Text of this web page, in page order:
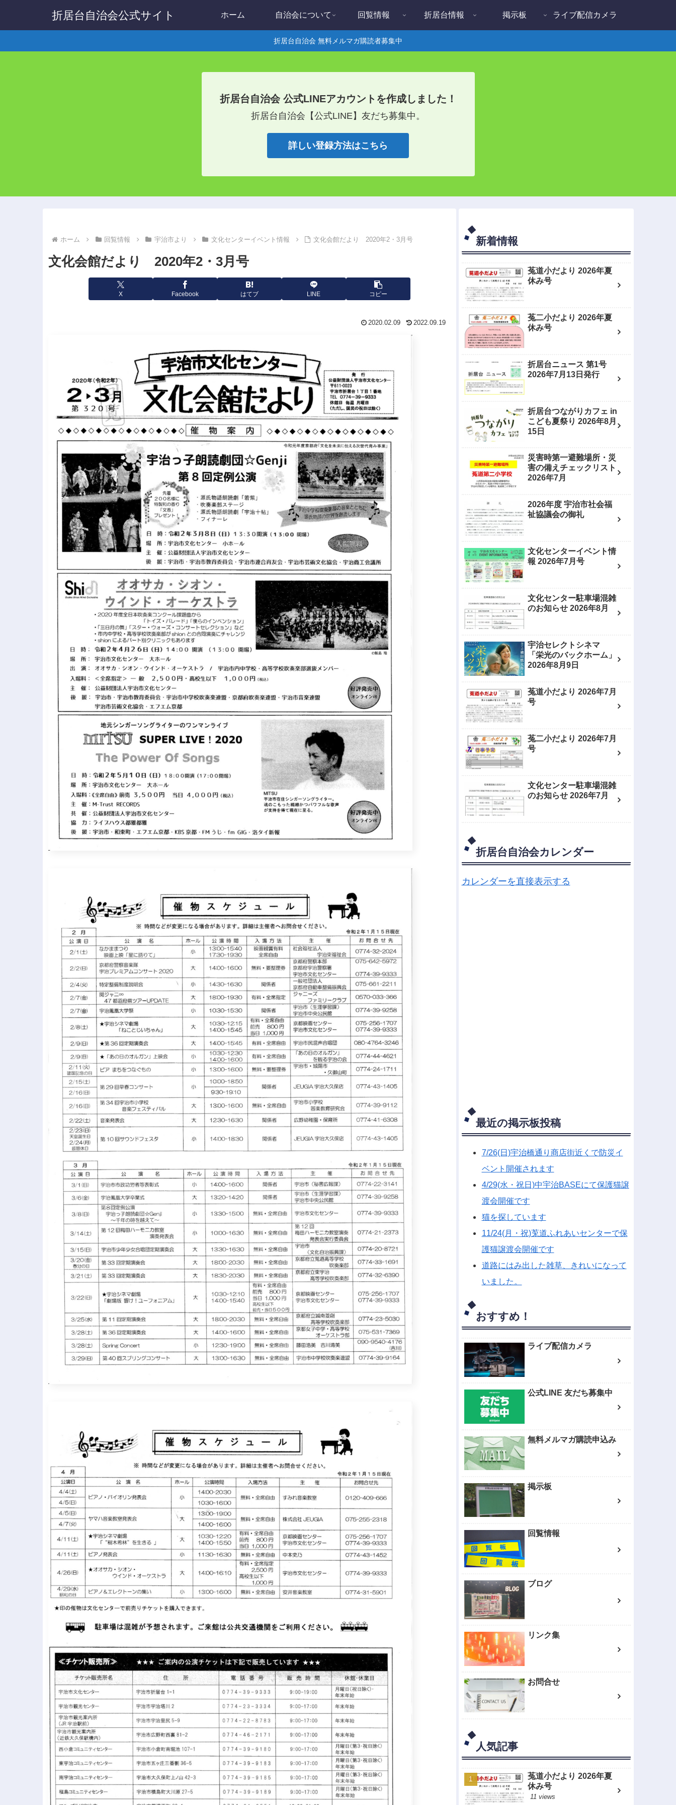
折居台自治会公式サイト ホーム 自治会について 回覧情報 折居台情報 掲示板 ライブ配信カメラ
折居台自治会 無料メルマガ購読者募集中
折居台自治会 公式LINEアカウントを作成しました！
折居台自治会【公式LINE】友だち募集中。
詳しい登録方法はこちら
ホーム 回覧情報 宇治市より 文化センターイベント情報 文化会館だより 2020年2・3月号
文化会館だより 2020年2・3月号
X Facebook はてブ LINE コピー
2020.02.09 2022.09.19
新着情報
菟道小だより 2026年夏
休み号
菟二小だより 2026年夏
休み号
折居台ニュース 第1号
2026年7月13日発行
折居台つながりカフェ in
こども夏祭り 2026年8月
15日
災害時第一避難場所・災
害の備えチェックリスト
2026年7月
2026年度 宇治市社会福
祉協議会の御礼
文化センターイベント情
報 2026年7月号
文化センター駐車場混雑
のお知らせ 2026年8月
宇治セレクトシネマ
「栄光のバックホーム」
2026年8月9日
菟道小だより 2026年7月
号
菟二小だより 2026年7月
号
文化センター駐車場混雑
のお知らせ 2026年7月
折居台自治会カレンダー
カレンダーを直接表示する
最近の掲示板投稿
7/26(日)宇治橋通り商店街近くで防災イ
ベント開催されます
4/29(水・祝日)中宇治BASEにて保護猫譲
渡会開催です
猫を探しています
11/24(月・祝)莵道ふれあいセンターで保
護猫譲渡会開催です
道路にはみ出した雑草、きれいになって
いました。
おすすめ！
ライブ配信カメラ
公式LINE 友だち募集中
無料メルマガ購読申込み
掲示板
回覧情報
ブログ
リンク集
お問合せ
人気記事
菟道小だより 2026年夏
休み号
11 views